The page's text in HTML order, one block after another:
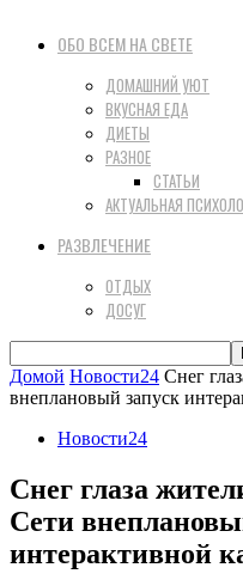
ОБО ВСЕМ НА СВЕТЕ
ДОМАШНИЙ УЮТ
ВКУСНАЯ ЕДА
ДИЕТЫ
РАЗНОЕ
СТАТЬИ
АКТУАЛЬНАЯ
РАЗВЛЕЧЕНИЕ
ОТДЫХ
ДОСУГ
Домой Новости24 Снег
внеплановый запуск
Новости24
Снег глаза
Сети
интерактивной